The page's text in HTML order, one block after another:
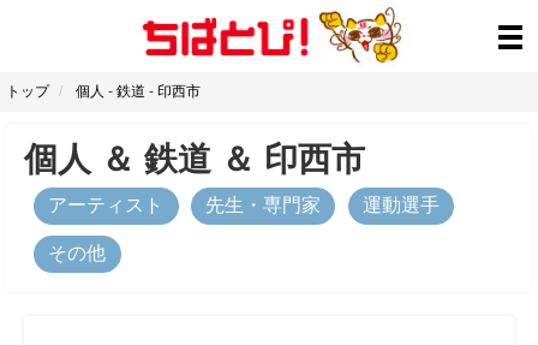
トップ 個人 - 鉄道 - 印西市
個人 ＆ 鉄道 ＆ 印西市
アーティスト 先生・専門家 運動選手
その他